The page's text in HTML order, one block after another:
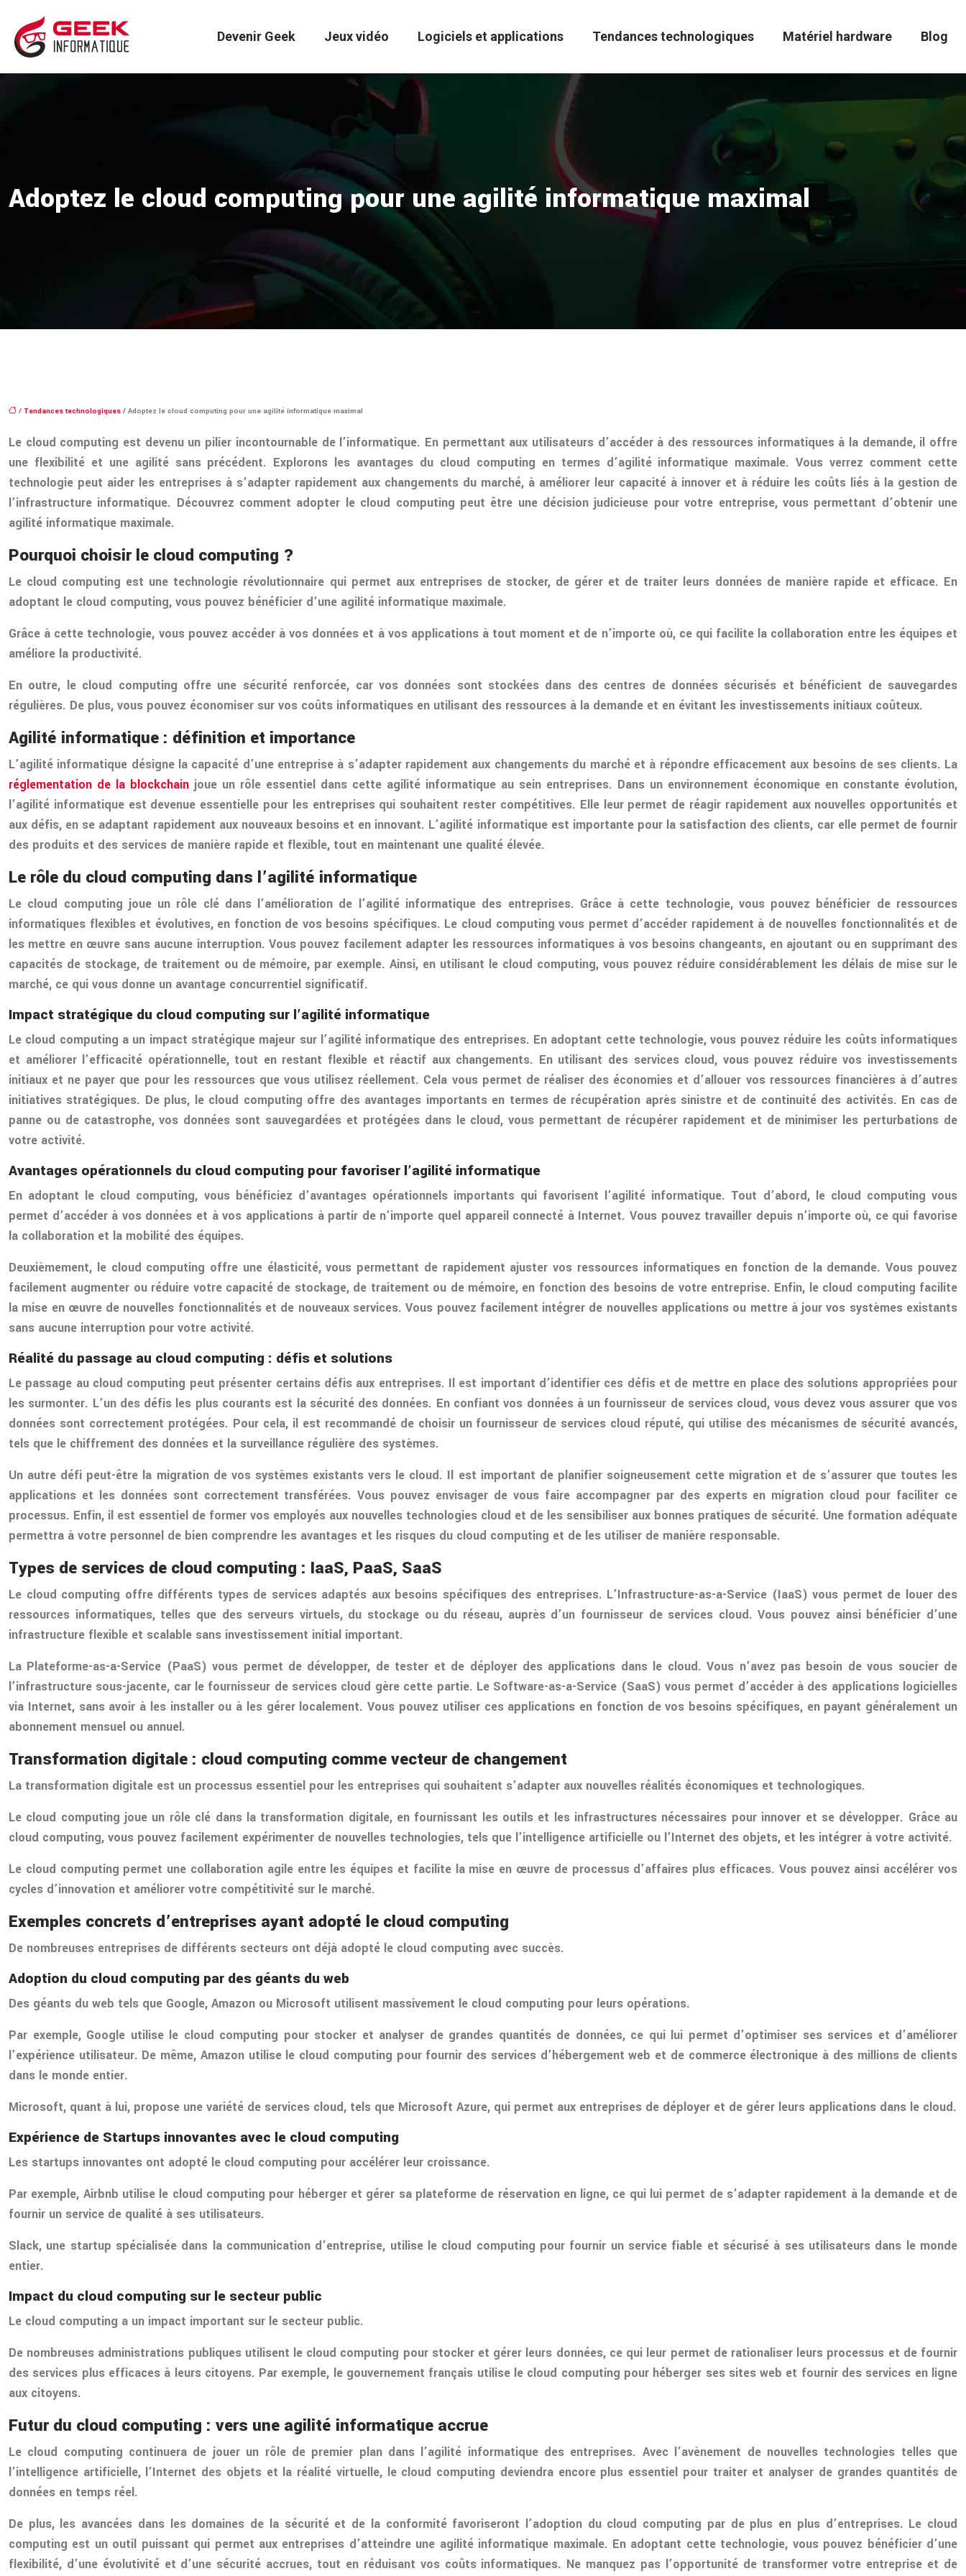
Devenir Geek Jeux vidéo Logiciels et applications Tendances technologiques Matériel hardware Blog
Adoptez le cloud computing pour une agilité informatique maximal
/ Tendances technologiques / Adoptez le cloud computing pour une agilité informatique maximal
Le cloud computing est devenu un pilier incontournable de l’informatique. En permettant aux utilisateurs d’accéder à des ressources informatiques à la demande, il offre
une flexibilité et une agilité sans précédent. Explorons les avantages du cloud computing en termes d’agilité informatique maximale. Vous verrez comment cette
technologie peut aider les entreprises à s’adapter rapidement aux changements du marché, à améliorer leur capacité à innover et à réduire les coûts liés à la gestion de
l’infrastructure informatique. Découvrez comment adopter le cloud computing peut être une décision judicieuse pour votre entreprise, vous permettant d’obtenir une
agilité informatique maximale.
Pourquoi choisir le cloud computing ?
Le cloud computing est une technologie révolutionnaire qui permet aux entreprises de stocker, de gérer et de traiter leurs données de manière rapide et efficace. En
adoptant le cloud computing, vous pouvez bénéficier d’une agilité informatique maximale.
Grâce à cette technologie, vous pouvez accéder à vos données et à vos applications à tout moment et de n’importe où, ce qui facilite la collaboration entre les équipes et
améliore la productivité.
En outre, le cloud computing offre une sécurité renforcée, car vos données sont stockées dans des centres de données sécurisés et bénéficient de sauvegardes
régulières. De plus, vous pouvez économiser sur vos coûts informatiques en utilisant des ressources à la demande et en évitant les investissements initiaux coûteux.
Agilité informatique : définition et importance
L’agilité informatique désigne la capacité d’une entreprise à s’adapter rapidement aux changements du marché et à répondre efficacement aux besoins de ses clients. La
réglementation de la blockchain joue un rôle essentiel dans cette agilité informatique au sein entreprises. Dans un environnement économique en constante évolution,
l’agilité informatique est devenue essentielle pour les entreprises qui souhaitent rester compétitives. Elle leur permet de réagir rapidement aux nouvelles opportunités et
aux défis, en se adaptant rapidement aux nouveaux besoins et en innovant. L’agilité informatique est importante pour la satisfaction des clients, car elle permet de fournir
des produits et des services de manière rapide et flexible, tout en maintenant une qualité élevée.
Le rôle du cloud computing dans l’agilité informatique
Le cloud computing joue un rôle clé dans l’amélioration de l’agilité informatique des entreprises. Grâce à cette technologie, vous pouvez bénéficier de ressources
informatiques flexibles et évolutives, en fonction de vos besoins spécifiques. Le cloud computing vous permet d’accéder rapidement à de nouvelles fonctionnalités et de
les mettre en œuvre sans aucune interruption. Vous pouvez facilement adapter les ressources informatiques à vos besoins changeants, en ajoutant ou en supprimant des
capacités de stockage, de traitement ou de mémoire, par exemple. Ainsi, en utilisant le cloud computing, vous pouvez réduire considérablement les délais de mise sur le
marché, ce qui vous donne un avantage concurrentiel significatif.
Impact stratégique du cloud computing sur l’agilité informatique
Le cloud computing a un impact stratégique majeur sur l’agilité informatique des entreprises. En adoptant cette technologie, vous pouvez réduire les coûts informatiques
et améliorer l’efficacité opérationnelle, tout en restant flexible et réactif aux changements. En utilisant des services cloud, vous pouvez réduire vos investissements
initiaux et ne payer que pour les ressources que vous utilisez réellement. Cela vous permet de réaliser des économies et d’allouer vos ressources financières à d’autres
initiatives stratégiques. De plus, le cloud computing offre des avantages importants en termes de récupération après sinistre et de continuité des activités. En cas de
panne ou de catastrophe, vos données sont sauvegardées et protégées dans le cloud, vous permettant de récupérer rapidement et de minimiser les perturbations de
votre activité.
Avantages opérationnels du cloud computing pour favoriser l’agilité informatique
En adoptant le cloud computing, vous bénéficiez d’avantages opérationnels importants qui favorisent l’agilité informatique. Tout d’abord, le cloud computing vous
permet d’accéder à vos données et à vos applications à partir de n’importe quel appareil connecté à Internet. Vous pouvez travailler depuis n’importe où, ce qui favorise
la collaboration et la mobilité des équipes.
Deuxièmement, le cloud computing offre une élasticité, vous permettant de rapidement ajuster vos ressources informatiques en fonction de la demande. Vous pouvez
facilement augmenter ou réduire votre capacité de stockage, de traitement ou de mémoire, en fonction des besoins de votre entreprise. Enfin, le cloud computing facilite
la mise en œuvre de nouvelles fonctionnalités et de nouveaux services. Vous pouvez facilement intégrer de nouvelles applications ou mettre à jour vos systèmes existants
sans aucune interruption pour votre activité.
Réalité du passage au cloud computing : défis et solutions
Le passage au cloud computing peut présenter certains défis aux entreprises. Il est important d’identifier ces défis et de mettre en place des solutions appropriées pour
les surmonter. L’un des défis les plus courants est la sécurité des données. En confiant vos données à un fournisseur de services cloud, vous devez vous assurer que vos
données sont correctement protégées. Pour cela, il est recommandé de choisir un fournisseur de services cloud réputé, qui utilise des mécanismes de sécurité avancés,
tels que le chiffrement des données et la surveillance régulière des systèmes.
Un autre défi peut-être la migration de vos systèmes existants vers le cloud. Il est important de planifier soigneusement cette migration et de s’assurer que toutes les
applications et les données sont correctement transférées. Vous pouvez envisager de vous faire accompagner par des experts en migration cloud pour faciliter ce
processus. Enfin, il est essentiel de former vos employés aux nouvelles technologies cloud et de les sensibiliser aux bonnes pratiques de sécurité. Une formation adéquate
permettra à votre personnel de bien comprendre les avantages et les risques du cloud computing et de les utiliser de manière responsable.
Types de services de cloud computing : IaaS, PaaS, SaaS
Le cloud computing offre différents types de services adaptés aux besoins spécifiques des entreprises. L’Infrastructure-as-a-Service (IaaS) vous permet de louer des
ressources informatiques, telles que des serveurs virtuels, du stockage ou du réseau, auprès d’un fournisseur de services cloud. Vous pouvez ainsi bénéficier d’une
infrastructure flexible et scalable sans investissement initial important.
La Plateforme-as-a-Service (PaaS) vous permet de développer, de tester et de déployer des applications dans le cloud. Vous n’avez pas besoin de vous soucier de
l’infrastructure sous-jacente, car le fournisseur de services cloud gère cette partie. Le Software-as-a-Service (SaaS) vous permet d’accéder à des applications logicielles
via Internet, sans avoir à les installer ou à les gérer localement. Vous pouvez utiliser ces applications en fonction de vos besoins spécifiques, en payant généralement un
abonnement mensuel ou annuel.
Transformation digitale : cloud computing comme vecteur de changement
La transformation digitale est un processus essentiel pour les entreprises qui souhaitent s’adapter aux nouvelles réalités économiques et technologiques.
Le cloud computing joue un rôle clé dans la transformation digitale, en fournissant les outils et les infrastructures nécessaires pour innover et se développer. Grâce au
cloud computing, vous pouvez facilement expérimenter de nouvelles technologies, tels que l’intelligence artificielle ou l’Internet des objets, et les intégrer à votre activité.
Le cloud computing permet une collaboration agile entre les équipes et facilite la mise en œuvre de processus d’affaires plus efficaces. Vous pouvez ainsi accélérer vos
cycles d’innovation et améliorer votre compétitivité sur le marché.
Exemples concrets d’entreprises ayant adopté le cloud computing
De nombreuses entreprises de différents secteurs ont déjà adopté le cloud computing avec succès.
Adoption du cloud computing par des géants du web
Des géants du web tels que Google, Amazon ou Microsoft utilisent massivement le cloud computing pour leurs opérations.
Par exemple, Google utilise le cloud computing pour stocker et analyser de grandes quantités de données, ce qui lui permet d’optimiser ses services et d’améliorer
l’expérience utilisateur. De même, Amazon utilise le cloud computing pour fournir des services d’hébergement web et de commerce électronique à des millions de clients
dans le monde entier.
Microsoft, quant à lui, propose une variété de services cloud, tels que Microsoft Azure, qui permet aux entreprises de déployer et de gérer leurs applications dans le cloud.
Expérience de Startups innovantes avec le cloud computing
Les startups innovantes ont adopté le cloud computing pour accélérer leur croissance.
Par exemple, Airbnb utilise le cloud computing pour héberger et gérer sa plateforme de réservation en ligne, ce qui lui permet de s’adapter rapidement à la demande et de
fournir un service de qualité à ses utilisateurs.
Slack, une startup spécialisée dans la communication d’entreprise, utilise le cloud computing pour fournir un service fiable et sécurisé à ses utilisateurs dans le monde
entier.
Impact du cloud computing sur le secteur public
Le cloud computing a un impact important sur le secteur public.
De nombreuses administrations publiques utilisent le cloud computing pour stocker et gérer leurs données, ce qui leur permet de rationaliser leurs processus et de fournir
des services plus efficaces à leurs citoyens. Par exemple, le gouvernement français utilise le cloud computing pour héberger ses sites web et fournir des services en ligne
aux citoyens.
Futur du cloud computing : vers une agilité informatique accrue
Le cloud computing continuera de jouer un rôle de premier plan dans l’agilité informatique des entreprises. Avec l’avènement de nouvelles technologies telles que
l’intelligence artificielle, l’Internet des objets et la réalité virtuelle, le cloud computing deviendra encore plus essentiel pour traiter et analyser de grandes quantités de
données en temps réel.
De plus, les avancées dans les domaines de la sécurité et de la conformité favoriseront l’adoption du cloud computing par de plus en plus d’entreprises. Le cloud
computing est un outil puissant qui permet aux entreprises d’atteindre une agilité informatique maximale. En adoptant cette technologie, vous pouvez bénéficier d’une
flexibilité, d’une évolutivité et d’une sécurité accrues, tout en réduisant vos coûts informatiques. Ne manquez pas l’opportunité de transformer votre entreprise et de